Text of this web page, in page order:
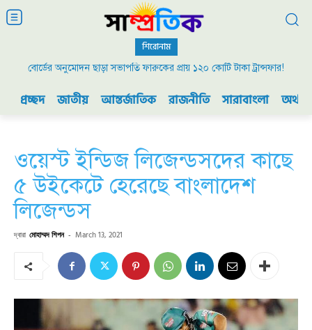
শিরোনাম
বোর্ডের অনুমোদন ছাড়া সভাপতি ফারুকের প্রায় ১২০ কোটি টাকা ট্রান্সফার!
প্রচ্ছদ জাতীয় আন্তর্জাতিক রাজনীতি সারাবাংলা
ওয়েস্ট ইন্ডিজ লিজেন্ডসদের কাছে
৫ উইকেটে হেরেছে বাংলাদেশ
লিজেন্ডস
দ্বারা মোহাম্মদ শিপন - March 13, 2021